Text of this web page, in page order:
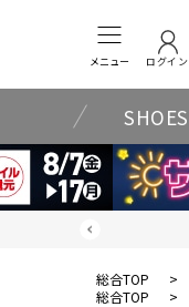
メニュー ログイン
SHOES
総合TOP >
総合TOP
>